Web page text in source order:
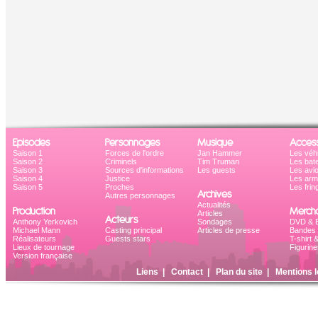
Episodes
Saison 1
Saison 2
Saison 3
Saison 4
Saison 5
Production
Anthony Yerkovich
Michael Mann
Réalisateurs
Lieux de tournage
Version française
Personnages
Forces de l'ordre
Criminels
Sources d'informations
Justice
Proches
Autres personnages
Acteurs
Casting principal
Guests stars
Musique
Jan Hammer
Tim Truman
Les guests
Archives
Actualités
Articles
Sondages
Articles de presse
Les
Les
Les
Les
Les
DVD &
Bandes
T-shirt
Liens Contact| Plan du site| Mentions